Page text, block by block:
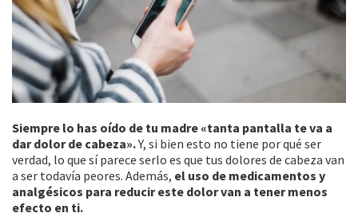
Siempre lo has oído de tu madre «tanta pantalla te va a
dar dolor de cabeza».Y, si bien esto no tiene por qué ser
verdad, lo que sí parece serlo es que tus dolores de cabeza van
a ser todavía peores. Además, el uso de medicamentos y
analgésicos para reducir este dolor van a tener menos
efecto en ti.